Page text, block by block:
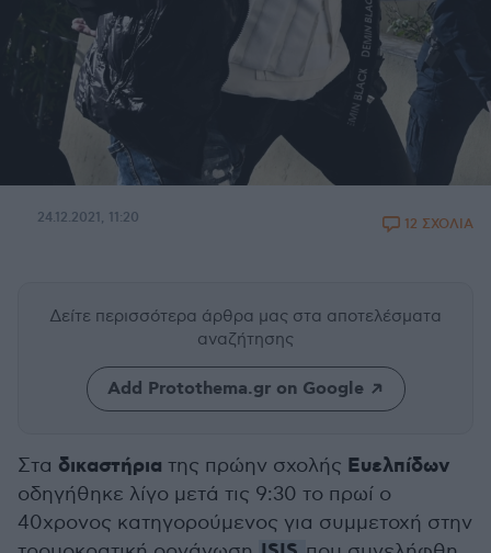
24.12.2021, 11:20 12 ΣΧΟΛΙΑ
Δείτε περισσότερα άρθρα μας στα αποτελέσματα
αναζήτησης
Add Protothema.gr on Google
Στα δικαστήρια της πρώην σχολής Ευελπίδων
οδηγήθηκε λίγο μετά τις 9:30 το πρωί ο
40χρονος κατηγορούμενος για συμμετοχή στην